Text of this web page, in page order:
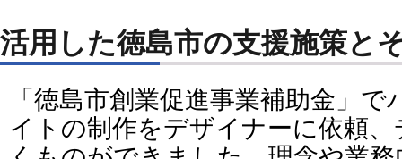
活用した徳島市の支援施策と
「徳島市創業促進事業補助金」
イトの制作をデザイナーに依頼